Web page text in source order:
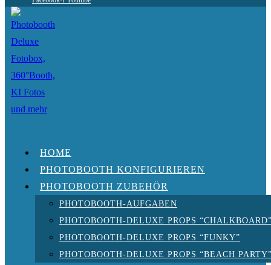
HOME
PHOTOBOOTH KONFIGURIEREN
PHOTOBOOTH ZUBEHÖR
PHOTOBOOTH-AUFGABEN
PHOTOBOOTH-DELUXE PROPS
PHOTOBOOTH-DELUXE PROPS “FUNKY”
PHOTOBOOTH-DELUXE PROPS “BEACH